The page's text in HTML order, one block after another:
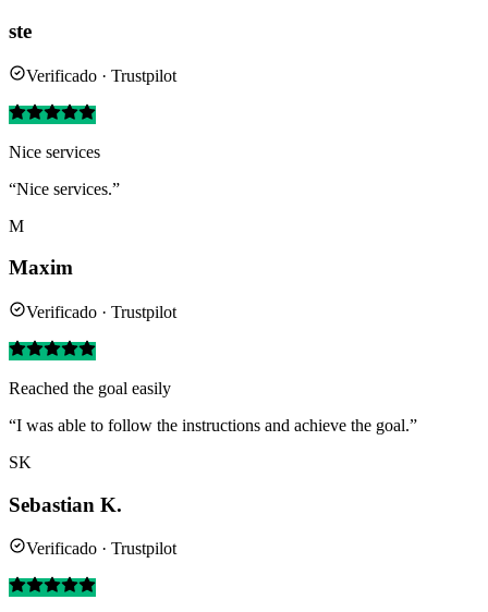
ste
Verificado · Trustpilot
Nice services
“Nice services.”
M
Maxim
Verificado · Trustpilot
Reached the goal easily
“I was able to follow the instructions and achieve the goal.”
SK
Sebastian K.
Verificado · Trustpilot